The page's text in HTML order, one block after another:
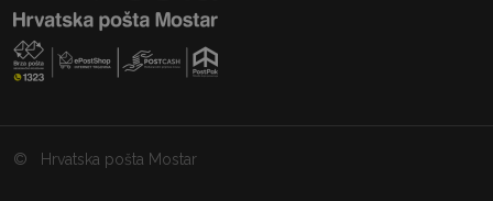
© Hrvatska pošta Mostar